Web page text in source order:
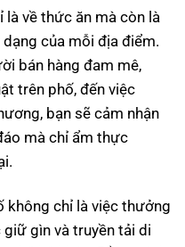
về thức ăn mà còn là
của mỗi địa điểm.
bán hàng đam mê,
trên phố, đến việc
bạn sẽ cảm nhận
mà chỉ ẩm thực
không chỉ là việc thưởng
gìn và truyền tải di